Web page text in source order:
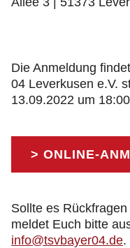
Die Anmeldung
04 Leverkusen e.V.
13.09.2022 um
> ONLINE-
Sollte es
meldet Euch bitte
info@tsvbayer04.de.